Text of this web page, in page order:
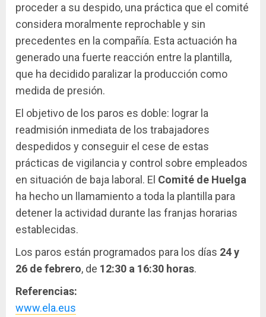
proceder a su despido, una práctica que el comité
considera moralmente reprochable y sin
precedentes en la compañía. Esta actuación ha
generado una fuerte reacción entre la plantilla,
que ha decidido paralizar la producción como
medida de presión.
El objetivo de los paros es doble: lograr la
readmisión inmediata de los trabajadores
despedidos y conseguir el cese de estas
prácticas de vigilancia y control sobre empleados
en situación de baja laboral. El Comité de Huelga
ha hecho un llamamiento a toda la plantilla para
detener la actividad durante las franjas horarias
establecidas.
Los paros están programados para los días 24 y
26 de febrero, de 12:30 a 16:30 horas.
Referencias:
www.ela.eus